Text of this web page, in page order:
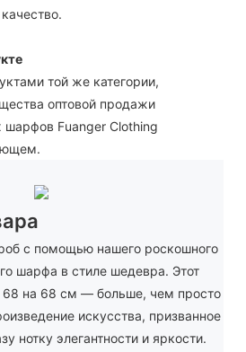
той же категории,
оптовой продажи
Fuanger Clothing
с помощью нашего роскошного
шарфа в стиле шедевра. Этот
на 68 см — больше, чем просто
искусства, призванное
нотку элегантности и яркости.